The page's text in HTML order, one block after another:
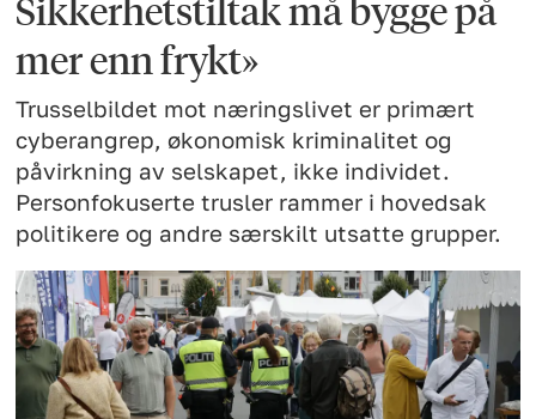
Sikkerhetstiltak må bygge på
mer enn frykt»
Trusselbildet mot næringslivet er primært
cyberangrep, økonomisk kriminalitet og
påvirkning av selskapet, ikke individet.
Personfokuserte trusler rammer i hovedsak
politikere og andre særskilt utsatte grupper.